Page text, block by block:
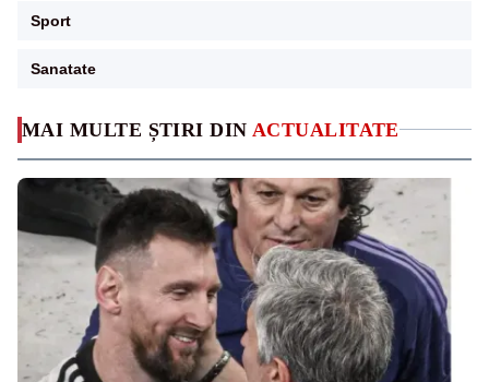
MAI MULTE ȘTIRI DIN ACTUALITATE
Sport
Sanatate